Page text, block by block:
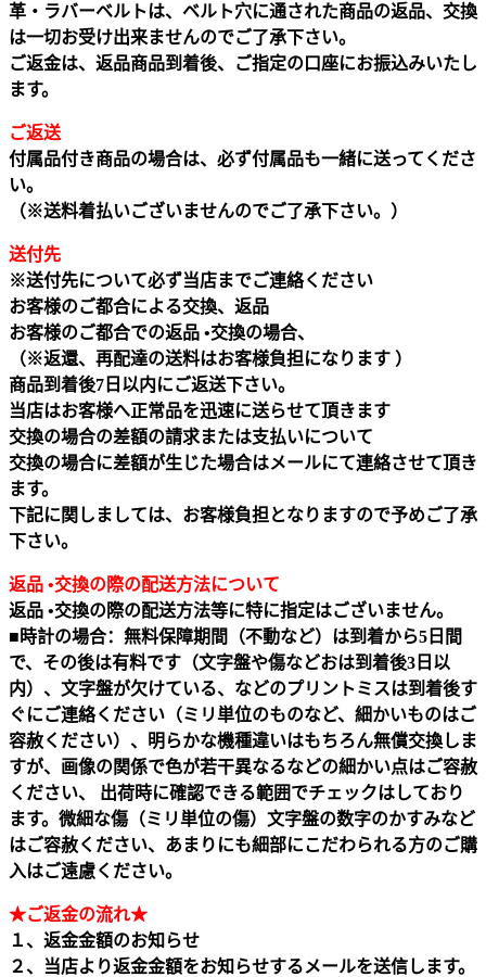
革・ラバーベルトは、ベルト穴に通された商品の返品、交換
は一切お受け出来ませんのでご了承下さい。
ご返金は、返品商品到着後、ご指定の口座にお振込みいたし
ます。
ご返送
付属品付き商品の場合は、必ず付属品も一緒に送ってくださ
い。
（※送料着払いございませんのでご了承下さい。）
送付先
※送付先について必ず当店までご連絡ください
お客様のご都合による交換、返品
お客様のご都合での返品 •交換の場合、
（※返還、再配達の送料はお客様負担になります ）
商品到着後7日以内にご返送下さい。
当店はお客様へ正常品を迅速に送らせて頂きます
交換の場合の差額の請求または支払いについて
交換の場合に差額が生じた場合はメールにて連絡させて頂き
ます。
下記に関しましては、お客様負担となりますので予めご了承
下さい。
返品 •交換の際の配送方法について
返品 •交換の際の配送方法等に特に指定はございません。
■時計の場合：無料保障期間（不動など）は到着から5日間
で、その後は有料です（文字盤や傷などおは到着後3日以
内）、文字盤が欠けている、などのプリントミスは到着後す
ぐにご連絡ください（ミリ単位のものなど、細かいものはご
容赦ください）、明らかな機種違いはもちろん無償交換しま
すが、画像の関係で色が若干異なるなどの細かい点はご容赦
ください、 出荷時に確認できる範囲でチェックはしており
ます。微細な傷（ミリ単位の傷）文字盤の数字のかすみなど
はご容赦ください、あまりにも細部にこだわられる方のご購
入はご遠慮ください。
★ご返金の流れ★
１、返金金額のお知らせ
２、当店より返金金額をお知らせするメールを送信します。